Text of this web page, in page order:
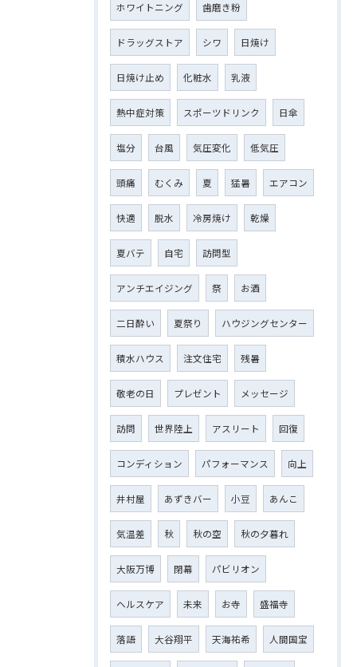
ホワイトニング 歯磨き粉
ドラッグストア シワ 日焼け
日焼け止め 化粧水 乳液
熱中症対策 スポーツドリンク 日傘
塩分 台風 気圧変化 低気圧
頭痛 むくみ 夏 猛暑 エアコン
快適 脱水 冷房焼け 乾燥
夏バテ 自宅 訪問型
アンチエイジング 祭 お酒
二日酔い 夏祭り ハウジングセンター
積水ハウス 注文住宅 残暑
敬老の日 プレゼント メッセージ
訪問 世界陸上 アスリート 回復
コンディション パフォーマンス 向上
井村屋 あずきバー 小豆 あんこ
気温差 秋 秋の空 秋の夕暮れ
大阪万博 閉幕 パビリオン
ヘルスケア 未来 お寺 盛福寺
落語 大谷翔平 天海祐希 人間国宝